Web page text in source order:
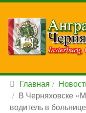
Главная
В Черняховске
водитель в больнице